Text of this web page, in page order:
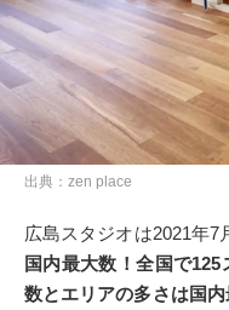
出典：zen place
広島スタジオは2021年7
国内最大数！全国で
数とエリアの多さは国